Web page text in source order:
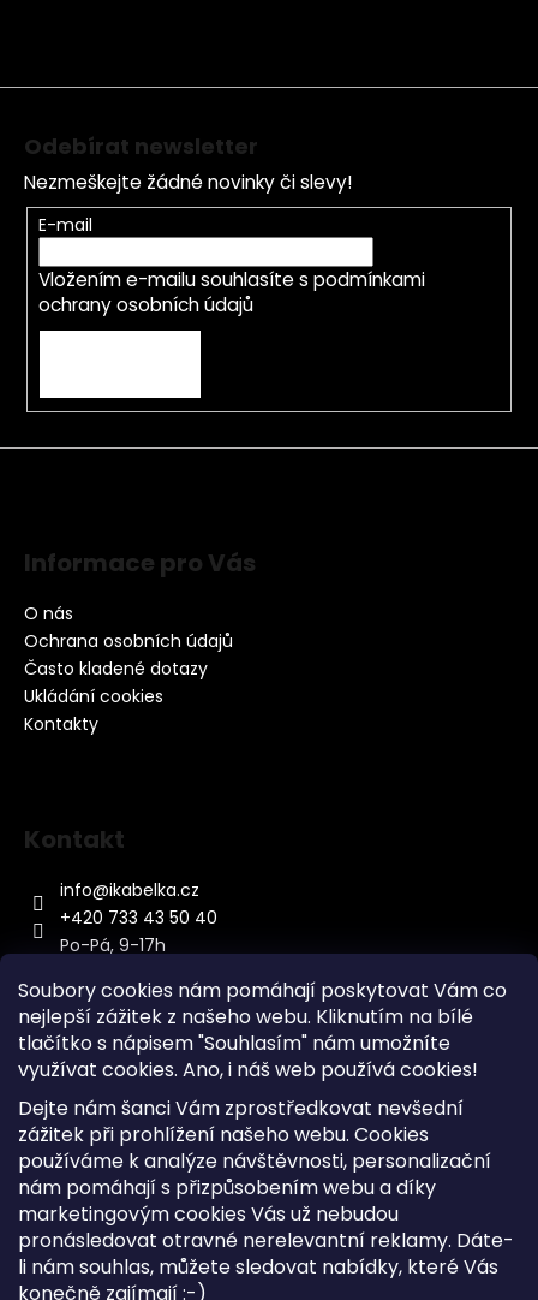
Soubory cookies nám pomáhají poskytovat Vám co
nejlepší zážitek z našeho webu. Kliknutím na bílé
tlačítko s nápisem "Souhlasím" nám umožníte
využívat cookies. Ano, i náš web používá cookies!
Dejte nám šanci Vám zprostředkovat nevšední
zážitek při prohlížení našeho webu. Cookies
používáme k analýze návštěvnosti, personalizační
nám pomáhají s přizpůsobením webu a díky
marketingovým cookies Vás už nebudou
pronásledovat otravné nerelevantní reklamy. Dáte-
li nám souhlas, můžete sledovat nabídky, které Vás
konečně zajímají :-)
Odebírat newsletter
Nezmeškejte žádné novinky či slevy!
E-mail
Vložením e-mailu souhlasíte s podmínkami
ochrany osobních údajů
Informace pro Vás
O nás
Ochrana osobních údajů
Často kladené dotazy
Ukládání cookies
Kontakty
Kontakt
info@ikabelka.cz
+420 733 43 50 40
Po-Pá, 9-17h
Kontakt
Sitemap
Doprava a Platba
Reklamace Zboží
Obchodní podmínky